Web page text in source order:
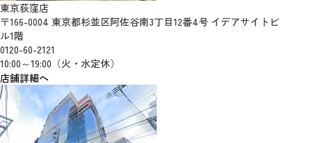
東京荻窪店
〒166-0004 東京都杉並区阿佐谷南3丁目12番4号 イデアサイトビ
ル1階
0120-60-2121
10:00～19:00（火・水定休）
店舗詳細へ